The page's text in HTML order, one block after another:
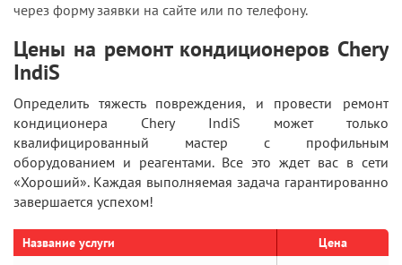
через форму заявки на сайте или по телефону.
Цены на ремонт кондиционеров Chery
IndiS
Определить тяжесть повреждения, и провести ремонт
кондиционера Chery IndiS может только
квалифицированный мастер с профильным
оборудованием и реагентами. Все это ждет вас в сети
«Хороший». Каждая выполняемая задача гарантированно
завершается успехом!
Название услуги
Цена